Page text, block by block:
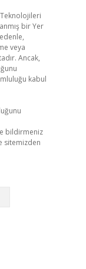
Teknolojileri
bir Yer
veya
Ancak,
kabul
bildirmeniz
sitemizden